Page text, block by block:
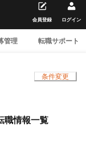
管理 転職サポート
会員登録 ログイン
条件変更
職情報一覧